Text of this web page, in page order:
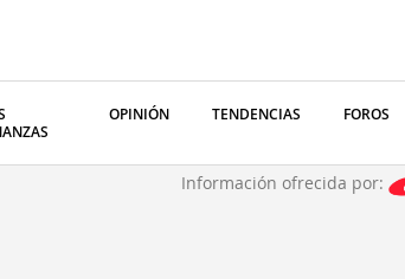
OPINIÓN TENDENCIAS FOROS
Información ofrecida por: